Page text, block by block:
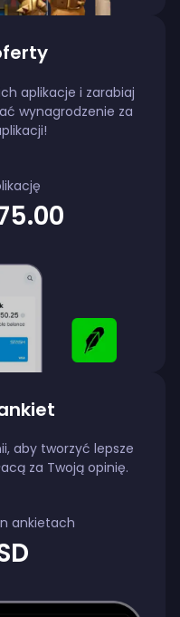
aplikacje i zarabiaj
wynagrodzenie za
aby tworzyć lepsze
za Twoją opinię.
ankietach